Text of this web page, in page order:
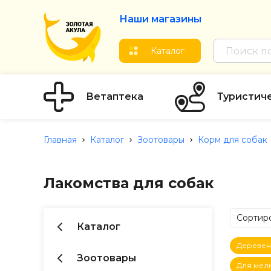
Наши магазины
Каталог
Ветаптека
Главная Каталог Зоотовары Корм для собак
Лакомства для собак
Каталог
Зоотовары
по
по
Для